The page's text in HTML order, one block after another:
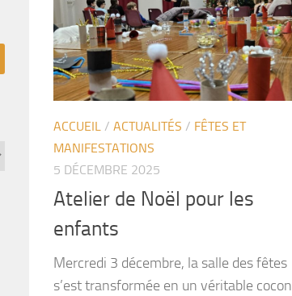
ACCUEIL / ACTUALITÉS / FÊTES ET
MANIFESTATIONS
5 DÉCEMBRE 2025
Atelier de Noël pour les
enfants
Mercredi 3 décembre, la salle des fêtes
s’est transformée en un véritable cocon